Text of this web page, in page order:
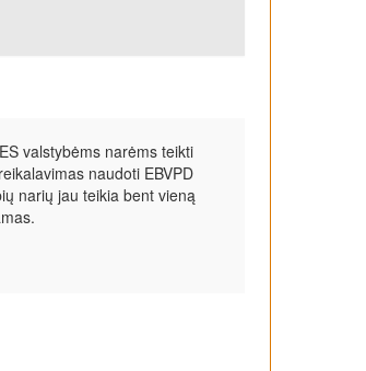
valstybėms narėms teikti
naudoti EBVPD
narių jau teikia bent vieną